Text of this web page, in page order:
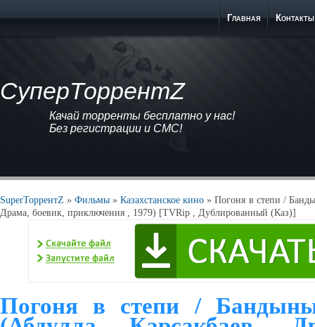
СуперТоррентZ
Качай торренты бесплатно у нас!
Без регистрации и СМС!
Главная Контакты
SuperТоррентZ »Фильмы »Казахстанское кино » Погоня в степи /
Драма, боевик, приключения , 1979) [TVRip , Дублированный (Каз)]
Погоня в степи /